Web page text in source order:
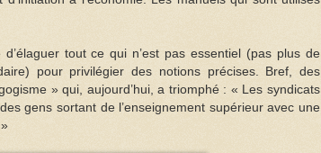
tout ce qui n’est pas essentiel (pas plus de
pour privilégier des notions précises. Bref, des
» qui, aujourd’hui, a triomphé : « Les syndicats
gens sortant de l’enseignement supérieur avec une